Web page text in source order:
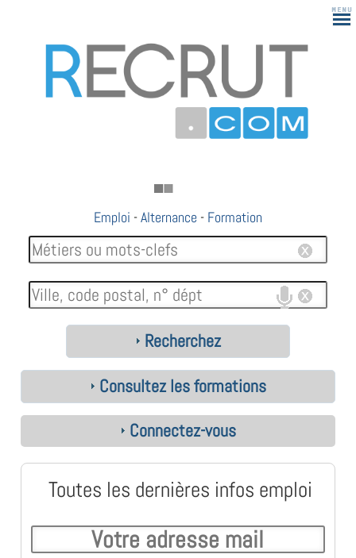
Emploi -Alternance - Formation
Recherchez
Consultez les formations
Connectez-vous
Toutes les dernières infos emploi